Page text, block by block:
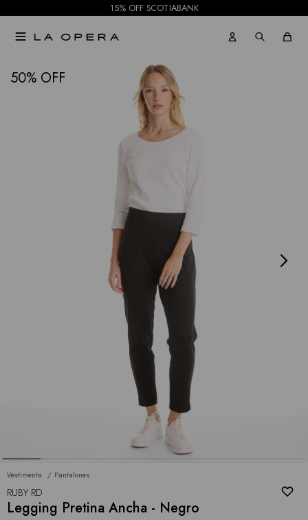
15% OFF SCOTIABANK

50
Vestimenta Pantalones
RUBY RD
Legging Pretina Ancha - Negro
NOTIFICARME